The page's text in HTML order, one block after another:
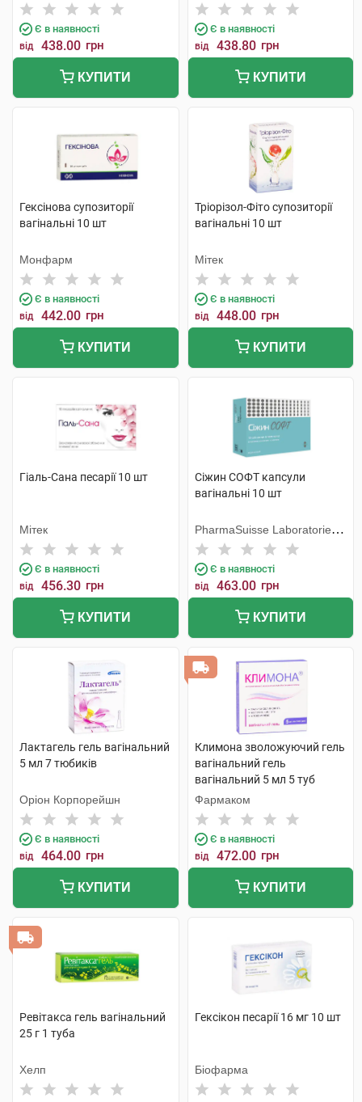
Є в наявності
від 438.00 грн
КУПИТИ
Є в наявності
від 438.80 грн
КУПИТИ
Гексінова супозиторії
вагінальні 10 шт
Монфарм
Є в наявності
від 442.00 грн
КУПИТИ
Тріорізол-Фіто супозиторії
вагінальні 10 шт
Мітек
Є в наявності
від 448.00 грн
КУПИТИ
Гіаль-Сана песарії 10 шт
Мітек
Є в наявності
від 456.30 грн
КУПИТИ
Сіжин СОФТ капсули
вагінальні 10 шт
PharmaSuisse Laboratories
SpA
Є в наявності
від 463.00 грн
КУПИТИ
Лактагель гель вагінальний
5 мл 7 тюбиків
Оріон Корпорейшн
Є в наявності
від 464.00 грн
КУПИТИ
Климона зволожуючий гель
вагінальний гель
вагінальний 5 мл 5 туб
Фармаком
Є в наявності
від 472.00 грн
КУПИТИ
Ревітакса гель вагінальний
25 г 1 туба
Хелп
Гексікон песарії 16 мг 10 шт
Біофарма